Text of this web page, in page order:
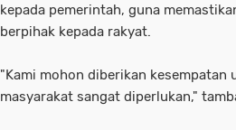
kepada pemerintah, guna
berpihak kepada rakyat.
"Kami mohon diberikan kesempatan
masyarakat sangat diperlukan,"